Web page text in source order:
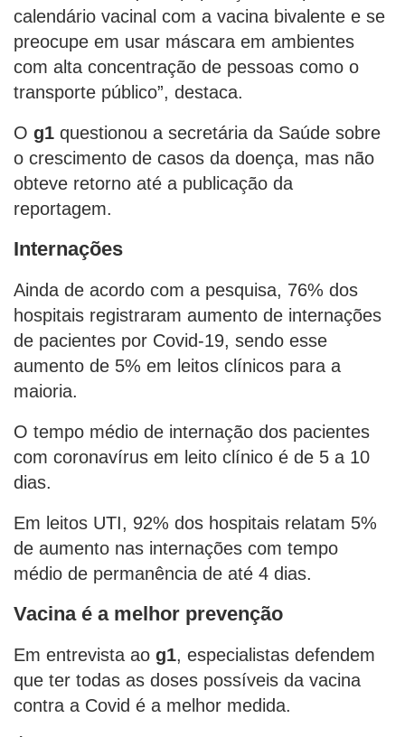
calendário vacinal com a vacina bivalente e se
preocupe em usar máscara em ambientes
com alta concentração de pessoas como o
transporte público”, destaca.
O g1 questionou a secretária da Saúde sobre
o crescimento de casos da doença, mas não
obteve retorno até a publicação da
reportagem.
Internações
Ainda de acordo com a pesquisa, 76% dos
hospitais registraram aumento de internações
de pacientes por Covid-19, sendo esse
aumento de 5% em leitos clínicos para a
maioria.
O tempo médio de internação dos pacientes
com coronavírus em leito clínico é de 5 a 10
dias.
Em leitos UTI, 92% dos hospitais relatam 5%
de aumento nas internações com tempo
médio de permanência de até 4 dias.
Vacina é a melhor prevenção
Em entrevista ao g1, especialistas defendem
que ter todas as doses possíveis da vacina
contra a Covid é a melhor medida.